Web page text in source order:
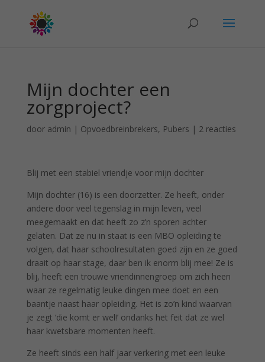
Mijn dochter een
zorgproject?
door admin | Opvoedbreinbrekers, Pubers | 2 reacties
Blij met een stabiel vriendje voor mijn dochter
Mijn dochter (16) is een doorzetter. Ze heeft, onder
andere door veel tegenslag in mijn leven, veel
meegemaakt en dat heeft zo z’n sporen achter
gelaten. Dat ze nu in staat is een MBO opleiding te
volgen, dat haar schoolresultaten goed zijn en ze goed
draait op haar stage, daar ben ik enorm blij mee! Ze is
blij, heeft een trouwe vriendinnengroep om zich heen
waar ze regelmatig leuke dingen mee doet en een
baantje naast haar opleiding. Het is zo’n kind waarvan
je zegt ‘die komt er wel!’ ondanks het feit dat ze wel
haar kwetsbare momenten heeft.
Ze heeft sinds een half jaar verkering met een leuke